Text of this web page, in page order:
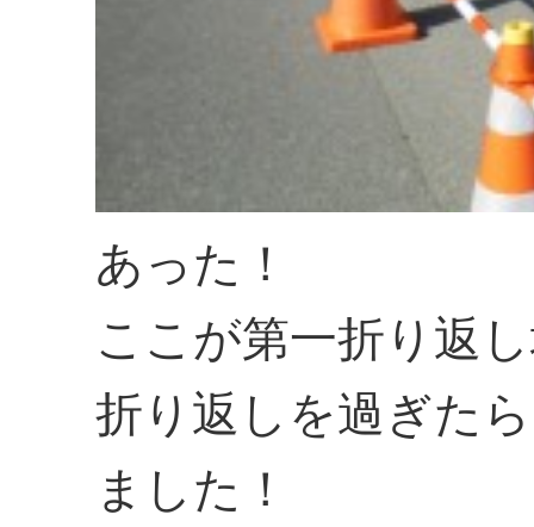
あった！
ここが第一折り返
折り返しを過ぎた
ました！